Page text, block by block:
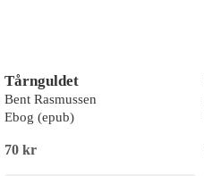
Tårnguldet
Bent Rasmussen
Ebog (epub)
70 kr